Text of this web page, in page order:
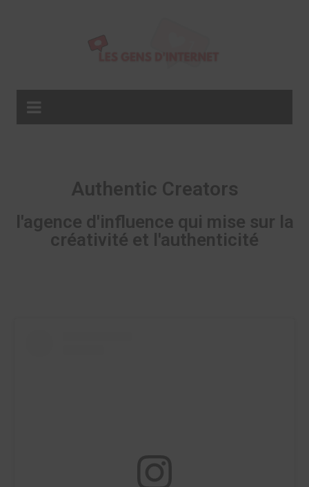
Authentic Creators
l'agence d'influence qui mise sur la
créativité et l'authenticité